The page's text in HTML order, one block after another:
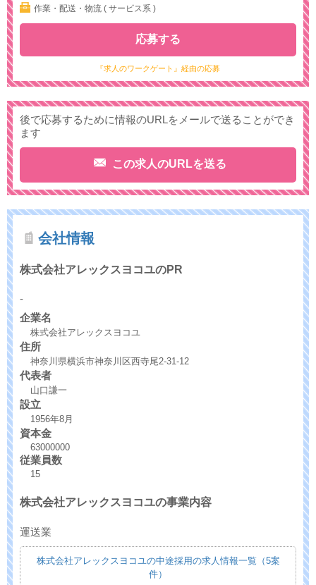
作業・配送・物流 ( サービス系 )
『求人のワークゲート』経由の応募
応募する
後で応募するために情報のURLをメールで送ることができ
ます
この求人のURLを送る
会社情報
株式会社アレックスヨコユのPR
-
企業名
株式会社アレックスヨコユ
住所
神奈川県横浜市神奈川区西寺尾2-31-12
代表者
山口謙一
設立
1956年8月
資本金
63000000
従業員数
15
株式会社アレックスヨコユの事業内容
運送業
株式会社アレックスヨコユの中途採用の求人情報一覧（5案
件）